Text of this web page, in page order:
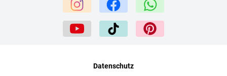
Datenschutz